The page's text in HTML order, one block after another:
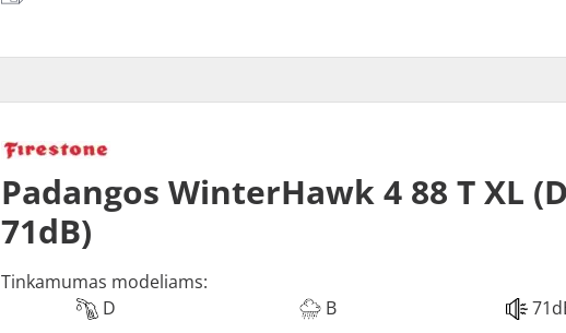
Padangos WinterHawk 4 88 T XL
71dB)
Tinkamumas modeliams:
D
B